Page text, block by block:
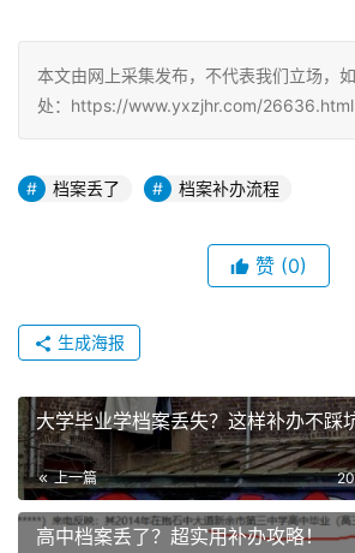
本文由网上采集发布，不代表我们立场，
处：https://www.yxzjhr.com/26636.html
档案丢了 档案补办流程
赞 (0)
生成海报
大学毕业学档案丢失？这样补办不踩
上一篇
高中档案丢了？超实用补办攻略！